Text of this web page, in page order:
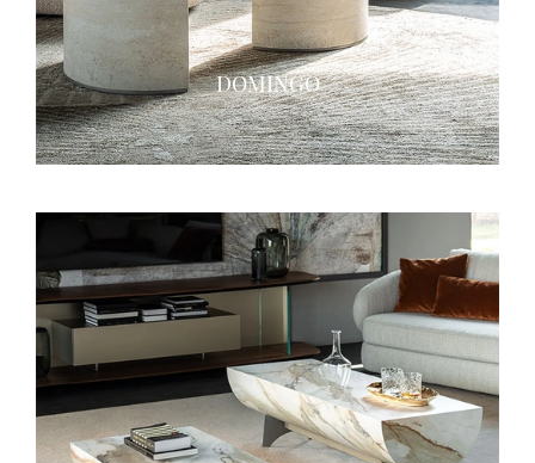
DOMINGO